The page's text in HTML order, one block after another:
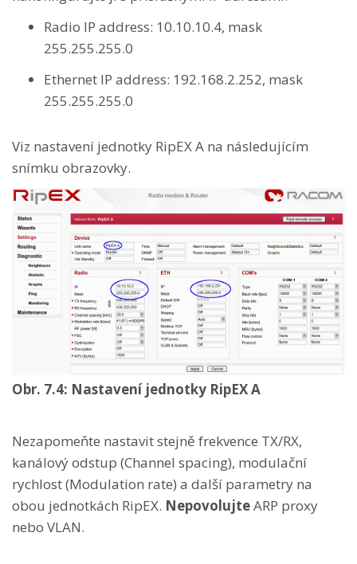
Radio IP address: 10.10.10.4, mask
255.255.255.0
Ethernet IP address: 192.168.2.252, mask
255.255.255.0
Viz nastavení jednotky RipEX A na následujícím
snímku obrazovky.
Obr. 7.4: Nastavení jednotky RipEX A
Nezapomeňte nastavit stejně frekvence TX/RX,
kanálový odstup (Channel spacing), modulační
rychlost (Modulation rate) a další parametry na
obou jednotkách RipEX. NepovolujteARP proxy
nebo VLAN.